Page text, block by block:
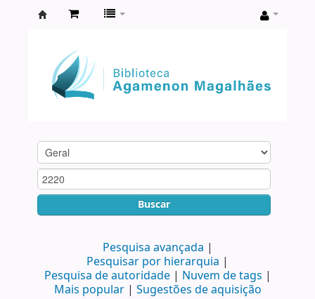
Agamenon
Magalhães
Buscar
Pesquisa avançada
Pesquisar por hierarquia
Pesquisa de autoridade
Nuvem de tags
Mais popular
Sugestões de aquisição